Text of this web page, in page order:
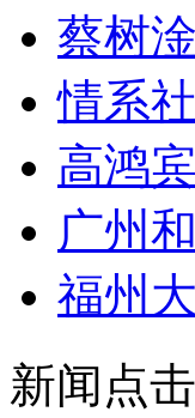
蔡树
情系
高鸿
广州
福州
新闻点